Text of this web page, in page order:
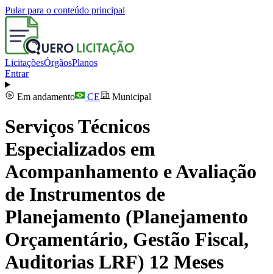
Pular para o conteúdo principal
LicitaçõesÓrgãosPlanos
Entrar
Em andamento CE Municipal
Serviços Técnicos
Especializados em
Acompanhamento e Avaliação
de Instrumentos de
Planejamento (Planejamento
Orçamentário, Gestão Fiscal,
Auditorias LRF) 12 Meses